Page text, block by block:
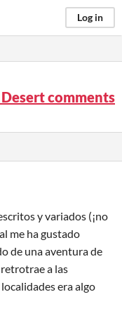
Log in
Desert comments
y variados (¡no
me ha gustado
de una aventura de
a las
era algo